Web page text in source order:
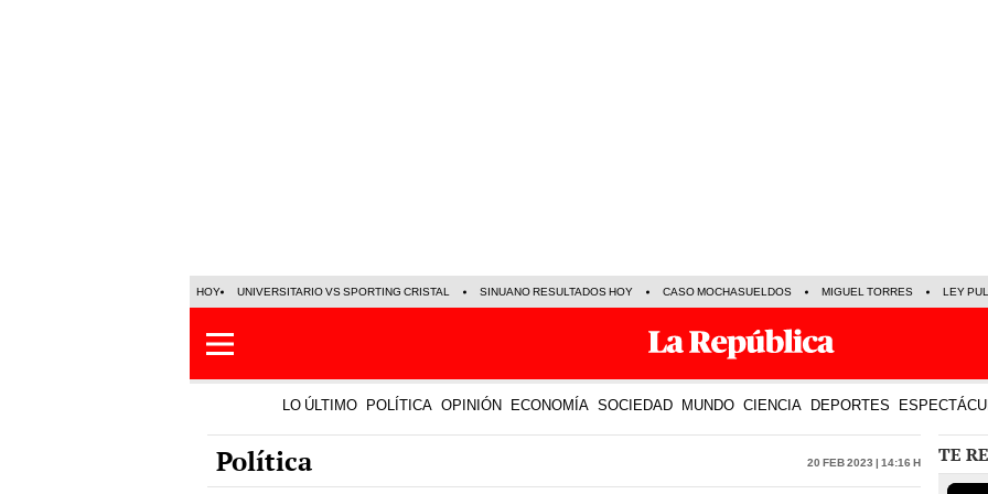
HOY UNIVERSITARIO VS SPORTING CRISTAL SINUANO RESULTADOS HOY CASO MOCHASUELDOS MIGUEL TORRES LEY
LO ÚLTIMO POLÍTICA OPINIÓN ECONOMÍA SOCIEDAD MUNDO CIENCIA DEPORTES
Política 20 Feb 2023 | 14:16 h TE